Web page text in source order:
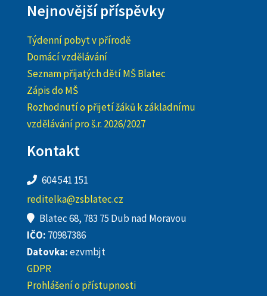
Nejnovější příspěvky
Týdenní pobyt v přírodě
Domácí vzdělávání
Seznam přijatých dětí MŠ Blatec
Zápis do MŠ
Rozhodnutí o přijetí žáků k základnímu
vzdělávání pro š.r. 2026/2027
Kontakt
604 541 151
reditelka@zsblatec.cz
Blatec 68, 783 75 Dub nad Moravou
IČO: 70987386
Datovka:ezvmbjt
GDPR
Prohlášení o přístupnosti